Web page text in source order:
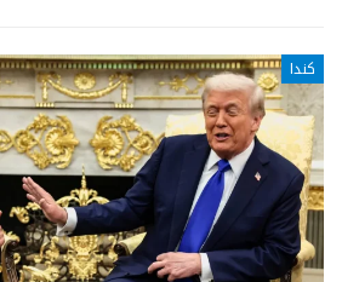
كندا